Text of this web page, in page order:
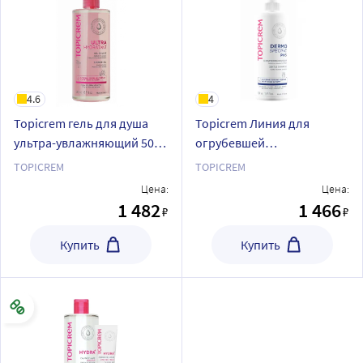
4.6
Topicrem гель для душа
ультра-увлажняющий 500
мл
TOPICREM
Цена:
1 482₽
Купить
4
Topicrem Линия для
огрубевшей
кожи/Dermospecific
TOPICREM
Цена:
1 466₽
Купить